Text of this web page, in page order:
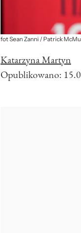
fot Sean Zanni / Patrick
Katarzyna Martyn
Opublikowano: